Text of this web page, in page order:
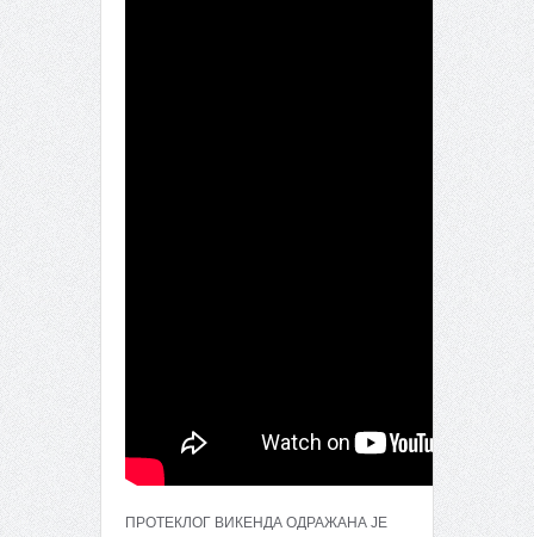
ПРОТЕКЛОГ ВИКЕНДА ОДРАЖАНА ЈЕ